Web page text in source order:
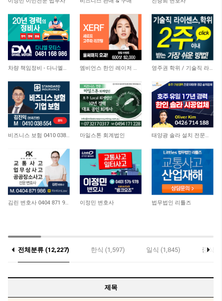
4,836 차량 책임정비 - 다니엘모터스 6,583 엠비언스 한인 레이저 클리닉 22,335 영주권 학위 / 기술직 라이센스 최소2주안에 받기! (요리, 페인팅, 용접, 차일드케어 등…
4,348 비즈니스 보험 0410 038 554 4,439
마일스톤 회계법인 11,379 태양광 솔라 설치 전문업체
11,671 김린 변호사 0404 871 986 10,060
이정민 변호사 9,470
법무법인 리틀즈
전체분류 (12,227) 한식 (1,597) 일식 (1,845) 중식
제목